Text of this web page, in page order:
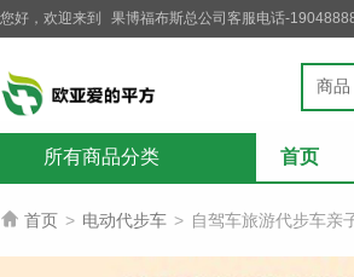
您好，欢迎来到 果博福布斯总公司客服电话-
商品
所有商品分类 首页
 首页 > 电动代步车 > 自驾车旅游代步车亲